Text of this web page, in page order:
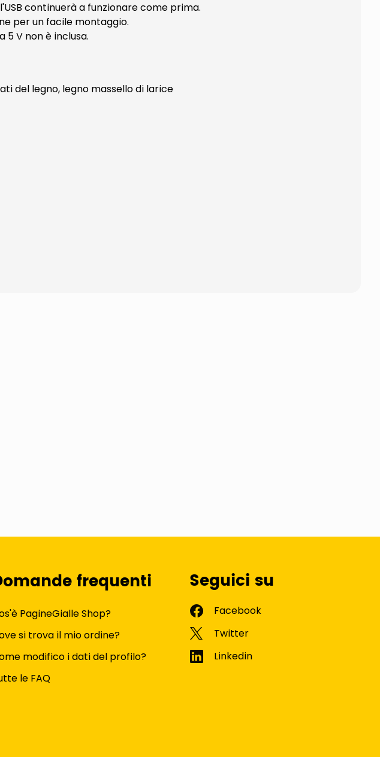
continuerà a funzionare come prima.
per un facile montaggio.
V non è inclusa.
del legno, legno massello di larice
frequenti
PagineGialle Shop?
si trova il mio ordine?
modifico i dati del profilo?
le FAQ
Seguici su